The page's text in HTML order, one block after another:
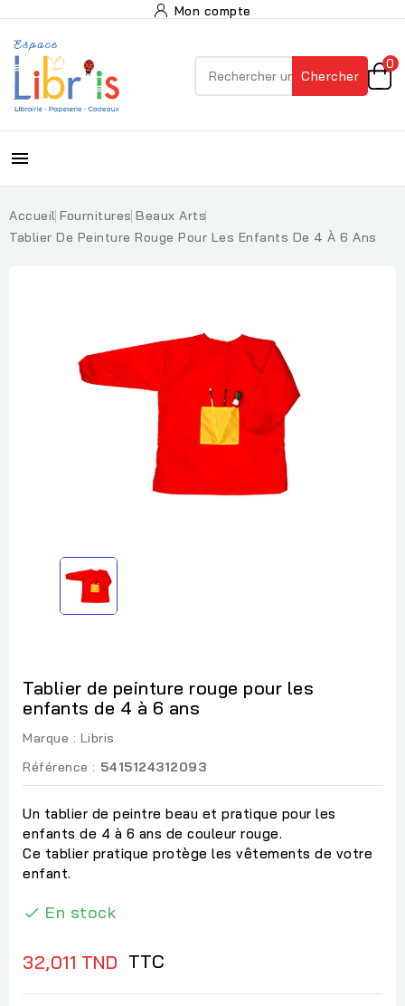
Mon compte
Chercher
0

Accueil Fournitures Beaux Arts
Tablier De Peinture Rouge Pour Les Enfants De 4 À 6 Ans
Tablier de peinture rouge pour les
enfants de 4 à 6 ans
Marque : Libris
Référence : 5415124312093
Un tablier de peintre beau et pratique pour les
enfants de 4 à 6 ans de couleur rouge.
Ce tablier pratique protège les vêtements de votre
enfant.
 En stock
32,011 TND TTC